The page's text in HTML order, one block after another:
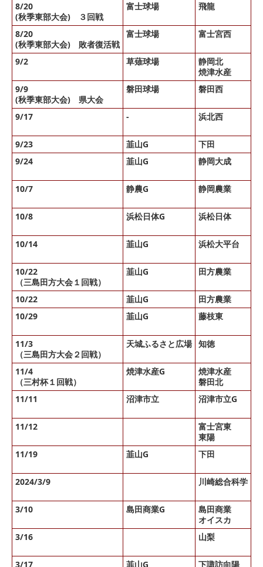
8/20
(秋季東部大会) ３回戦
富士球場 飛龍
8/20
(秋季東部大会) 敗者復活戦
富士球場 富士宮西
9/2 草薙球場
静岡北
焼津水産
9/9
(秋季東部大会) 県大会
磐田球場 磐田西
9/17 - 浜北西
9/23
韮山G
下田
9/24
韮山G 静岡大成
10/7
静農G 静岡農業
10/8
浜松日体G 浜松日体
10/14
韮山G 浜松大平台
10/22
（三島田方大会１回戦）
韮山G 田方農業
10/22 韮山G 田方農業
10/29
韮山G 藤枝東
11/3
（三島田方大会２回戦）
天城ふるさと広場 知徳
11/4
（三村杯１回戦）
焼津水産G
焼津水産
磐田北
11/11
沼津市立 沼津市立G
11/12
富士宮東
東陽
11/19
韮山G 下田
2024/3/9
川崎総合科学
3/10
島田商業G
島田商業
オイスカ
3/16
山梨
3/17
韮山G 下諏訪向陽